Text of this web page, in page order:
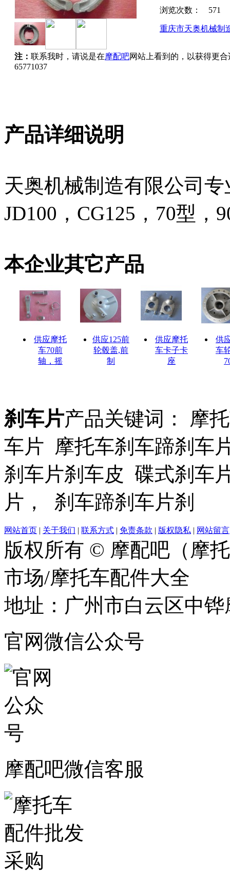
浏览次数： 571
重庆市天奥机械制
注： 联系我时，请说是在摩配吧网站上看到的，以获得更
65771037
产品详细说明
天奥机械制造有限公司
JD100，CG125，70型
本企业其它产品
供应摩托
车70前
轴，摇
供应125前
轮毂盖,前
制
供应摩托
车卡子卡
座
供
车
刹车片产品关键词： 摩
车片 摩托车刹车蹄刹车
刹车片刹车皮 碟式刹车
片， 刹车蹄刹车片刹
网站首页 | 关于我们 | 联系方式 | 免责条款 | 版权隐私 | 网站留言
版权所有 © 摩配吧（摩
市场/摩托车配件大全
地址：广州市白云区中
官网微信公众号
摩配吧微信客服